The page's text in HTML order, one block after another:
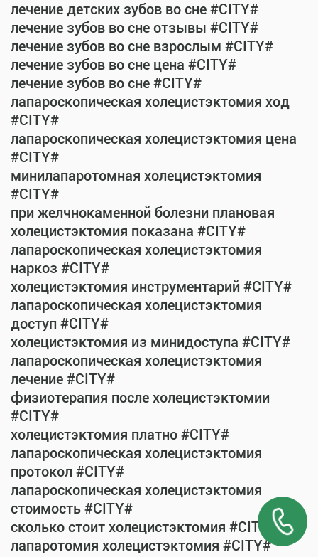
лечение детских зубов во сне #CITY#
лечение зубов во сне отзывы #CITY#
лечение зубов во сне взрослым #CITY#
лечение зубов во сне цена #CITY#
лечение зубов во сне #CITY#
лапароскопическая холецистэктомия ход
#CITY#
лапароскопическая холецистэктомия цена
#CITY#
минилапаротомная холецистэктомия
#CITY#
при желчнокаменной болезни плановая
холецистэктомия показана #CITY#
лапароскопическая холецистэктомия
наркоз #CITY#
холецистэктомия инструментарий #CITY#
лапароскопическая холецистэктомия
доступ #CITY#
холецистэктомия из минидоступа #CITY#
лапароскопическая холецистэктомия
лечение #CITY#
физиотерапия после холецистэктомии
#CITY#
холецистэктомия платно #CITY#
лапароскопическая холецистэктомия
протокол #CITY#
лапароскопическая холецистэктомия
стоимость #CITY#
сколько стоит холецистэктомия #CITY#
лапаротомия холецистэктомия #CITY#